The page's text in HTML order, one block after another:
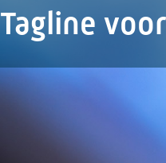
Tagline voor